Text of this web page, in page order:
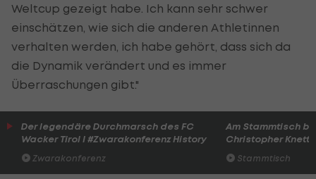
Weltcup gezeigt habe. Ich kann sehr schwer
einschätzen, wie sich die anderen Athletinnen
verhalten werden, ich habe gehört, dass sich da
die Dynamik verändert und es immer
Überraschungen gibt."
Der legendäre Durchmarsch des FC
Wacker Tirol I #Zwarakonferenz History
Zwarakonferenz
Am Stammtisch
Christopher Knett
Stammtisch